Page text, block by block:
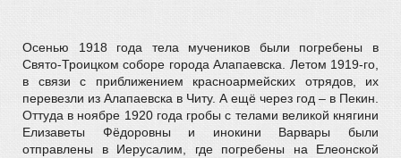
Осенью 1918 года тела мучеников были погребены в
Свято-Троицком соборе города Алапаевска. Летом 1919-го,
в связи с приближением красноармейских отрядов, их
перевезли из Алапаевска в Читу. А ещё через год – в Пекин.
Оттуда в ноябре 1920 года гробы с телами великой княгини
Елизаветы Фёдоровны и инокини Варвары были
отправлены в Иерусалим, где погребены на Елеонской